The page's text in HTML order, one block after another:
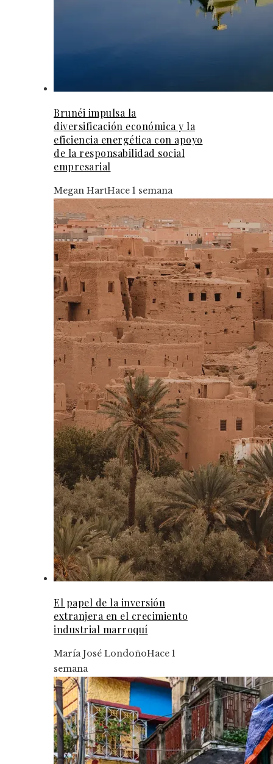
Brunéi impulsa la
diversificación económica y la
eficiencia energética con apoyo
de la responsabilidad social
empresarial
Megan HartHace 1 semana
El papel de la inversión
extranjera en el crecimiento
industrial marroquí
María José LondoñoHace 1
semana